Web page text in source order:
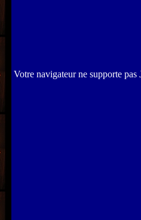
Votre navigateur ne supporte